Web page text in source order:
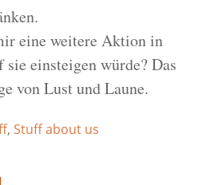
eine weitere Aktion in
einsteigen würde? Das
von Lust und Laune.
, Stuff about us